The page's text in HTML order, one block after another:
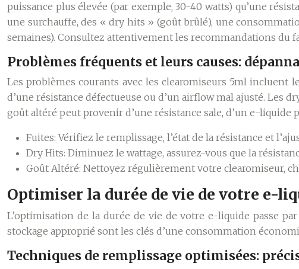
puissance plus élevée (par exemple, 30-40 watts) qu’une
une surchauffe, des « dry hits » (goût brûlé), une
semaines). Consultez attentivement les recommandations
Problèmes fréquents et leurs causes:
Les problèmes courants avec les clearomiseurs 5ml incluent
d’une résistance défectueuse ou d’un airflow mal ajusté. Les
goût altéré peut provenir d’une résistance sale, d’un e-liquide
Fuites:Vérifiez le remplissage, l’état de la résistance et
Dry Hits: Diminuez le wattage, assurez-vous que la
Goût Altéré: Nettoyez régulièrement votre clearomiseur,
Optimiser la durée de vie de votre e-
L’optimisation de la durée de vie de votre e-liquide passe
stockage approprié sont les clés d’une consommation
Techniques de remplissage optimisées: